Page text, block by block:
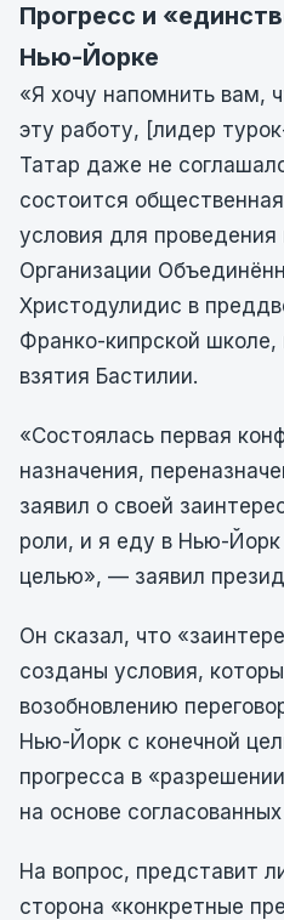
Прогресс и
Нью-Йорке
«Я хочу напомнить вам,
эту работу, [лидер
Татар даже не
состоится
условия для проведения
Организации
Христодулидис в
Франко-кипрской
взятия Бастилии.
«Состоялась первая
назначения,
заявил о своей
роли, и я еду в Нью-
целью», — заявил
Он сказал, что
созданы условия,
возобновлению
Нью-Йорк с конечной
прогресса в
на основе
На вопрос, представит
сторона «конкретные